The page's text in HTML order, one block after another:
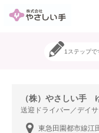
1ステップで
（株）やさしい手
送迎ドライバー／デイ
東急田園都市線